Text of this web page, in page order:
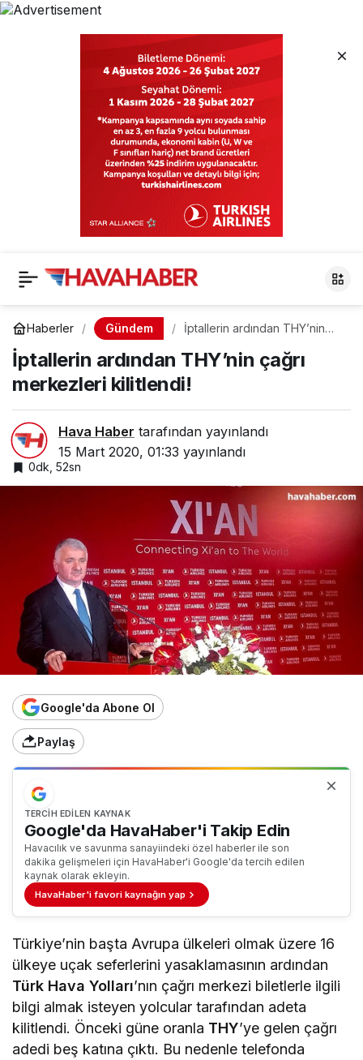
Haberler Gündem
İptallerin ardından THY’nin
İptallerin ardından THY’nin çağrı
merkezleri kilitlendi!
Hava Haber tarafından yayınlandı
15 Mart 2020, 01:33 yayınlandı
0dk, 52sn
Google'da Abone Ol
Paylaş
TERCIH EDILEN KAYNAK
Google'da HavaHaber'i Takip Edin
Havacılık ve savunma sanayiindeki özel haberler ile son
dakika gelişmeleri için HavaHaber'i Google'da tercih edilen
kaynak olarak ekleyin.
HavaHaber'i favori kaynağın yap
Türkiye’nin başta Avrupa ülkeleri olmak üzere 16
ülkeye uçak seferlerini yasaklamasının ardından
Türk Hava Yolları’nın çağrı merkezi biletlerle ilgili
bilgi almak isteyen yolcular tarafından adeta
kilitlendi. Önceki güne oranla THY’ye gelen çağrı
adedi beş katına çıktı. Bu nedenle telefonda